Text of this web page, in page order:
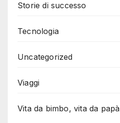
Storie di successo
Tecnologia
Uncategorized
Viaggi
Vita da bimbo, vita da papà